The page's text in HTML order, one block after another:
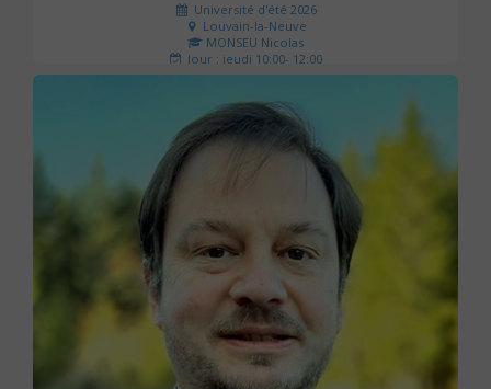
Université d'été 2026
Louvain-la-Neuve
MONSEU Nicolas
Jour : jeudi 10:00- 12:00
Nombre de séances : 1